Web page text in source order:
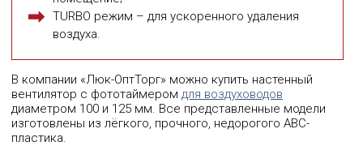
TURBO режим – для ускоренного удаления
воздуха.
В компании «Люк-ОптТорг» можно купить настенный
вентилятор с фототаймером для воздуховодов
диаметром 100 и 125 мм. Все представленные модели
изготовлены из лёгкого, прочного, недорогого АВС-
пластика.